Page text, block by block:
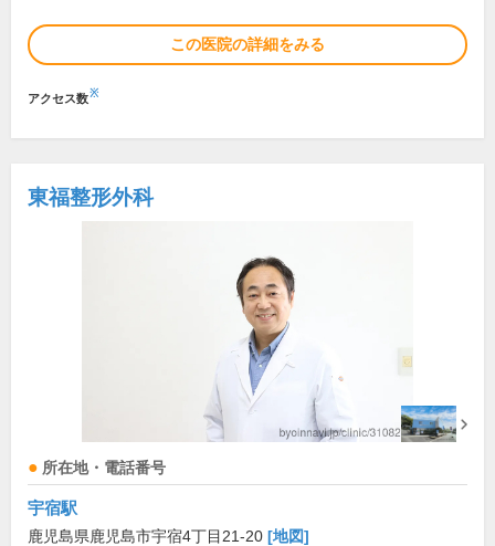
この医院の詳細をみる
アクセス数※
東福整形外科
所在地・電話番号
宇宿駅
鹿児島県鹿児島市宇宿4丁目21-20 [地図]